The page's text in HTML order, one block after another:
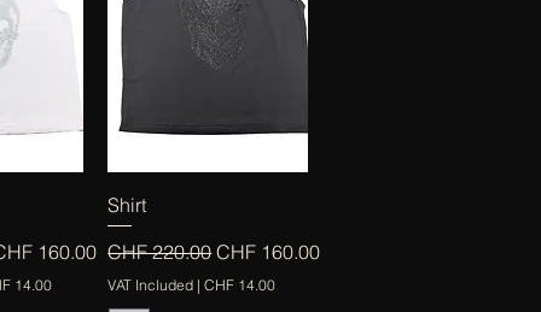
Price
160.00
14.00
Shirt
Regular Price
CHF 220.00Sale Price
CHF 160.00
VAT Included |CHF 14.00